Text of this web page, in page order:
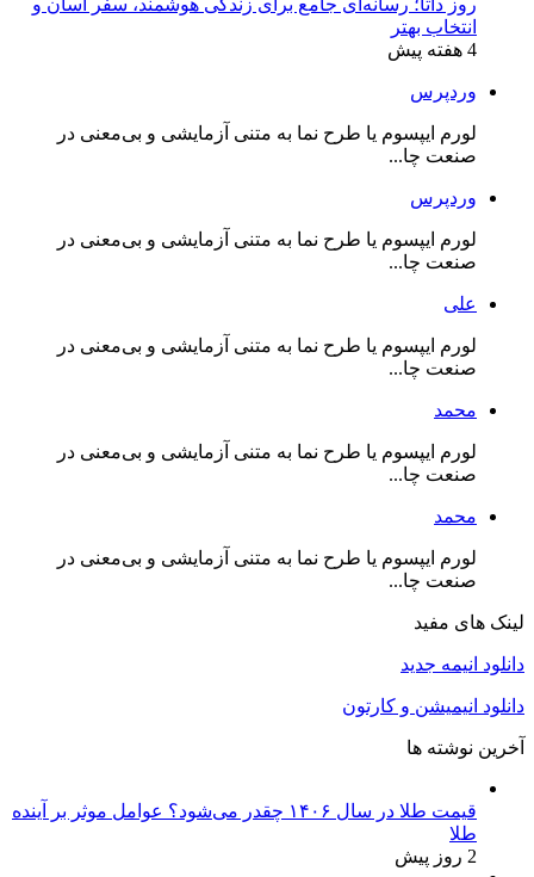
انتخاب بهتر
4 هفته پیش
وردپرس
لورم ایپسوم یا طرح‌ نما به متنی آزمایشی و بی‌معنی در
صنعت چا...
وردپرس
لورم ایپسوم یا طرح‌ نما به متنی آزمایشی و بی‌معنی در
صنعت چا...
علی
لورم ایپسوم یا طرح‌ نما به متنی آزمایشی و بی‌معنی در
صنعت چا...
محمد
لورم ایپسوم یا طرح‌ نما به متنی آزمایشی و بی‌معنی در
صنعت چا...
محمد
لورم ایپسوم یا طرح‌ نما به متنی آزمایشی و بی‌معنی در
صنعت چا...
لینک های مفید
دانلود انیمه جدید
دانلود انیمیشن و کارتون
آخرین نوشته ها
قیمت طلا در سال ۱۴۰۶ چقدر می‌شود؟ عوامل موثر بر آینده
طلا
2 روز پیش